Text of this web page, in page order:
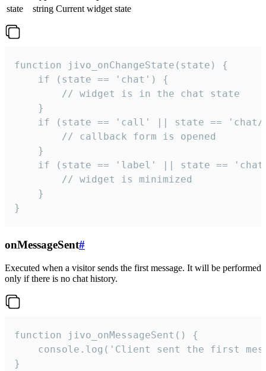
state
string Current widget state
function jivo_onChangeState(state) {
    if (state == 'chat') {
        // widget is in the chat state
    }
if (state == 'call' || state ==
        // callback form is opened
    }
if (state == 'label' || state ==
        // widget is minimized
    }
}
onMessageSent#
Executed when a visitor sends the first message. It will be performed
only if there is no chat history.
function jivo_onMessageSent() {
console.log('Client sent the first
}